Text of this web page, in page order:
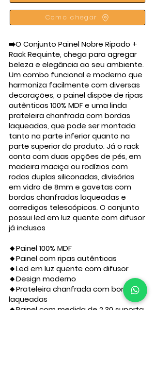
Como chegar
➡️O Conjunto Painel Nobre Ripado +
Rack Requinte, chega para agregar
beleza e elegância ao seu ambiente.
Um combo funcional e moderno que
harmoniza facilmente com diversas
decorações, o painel dispõe de ripas
autênticas 100% MDF e uma linda
prateleira chanfrada com bordas
laqueadas, que pode ser montada
tanto na parte inferior quanto na
parte superior do produto. Já o rack
conta com duas opções de pés, em
madeira maciça ou rodízios com
rodas duplas siliconadas, divisórias
em vidro de 8mm e gavetas com
bordas chanfradas laqueadas e
corrediças telescópicas. O conjunto
possui led em luz quente com difusor
já inclusos
🔸Painel 100% MDF
🔸Painel com ripas autênticas
🔸Led em luz quente com difusor
🔸Design moderno
🔸Prateleira chanfrada com bordas
laqueadas
🔸Painel com medida de 2.30 suporta